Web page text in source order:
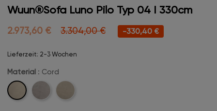
Wuun®Sofa Luno Pilo Typ 04 I 330cm
2.973,60 € 3.304,00 € -330,40 €
Lieferzeit: 2-3 Wochen
Material : Cord
Cord Velvet Boucle